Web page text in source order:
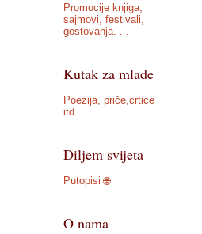
Promocije knjiga,
sajmovi, festivali,
gostovanja. . .
Kutak za mlade
Poezija, priče,crtice
itd...
Diljem svijeta
Putopisi 🌐
O nama